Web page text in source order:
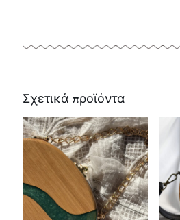
Σχετικά προϊόντα